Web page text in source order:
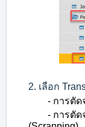
2. เลือก
- การตัด
- การตัด